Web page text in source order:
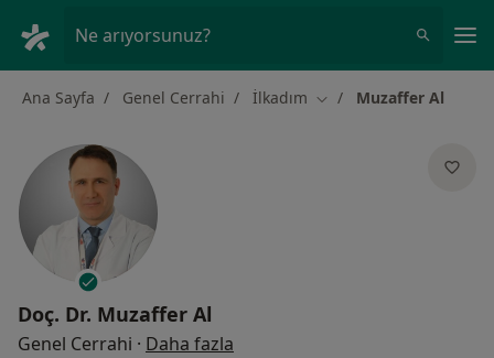
Ne arıyorsunuz?
Ana Sayfa Genel Cerrahi İlkadım Şehir değiştir
Muzaffer Al
Doç. Dr. Muzaffer Al
Genel Cerrahi · Daha fazla